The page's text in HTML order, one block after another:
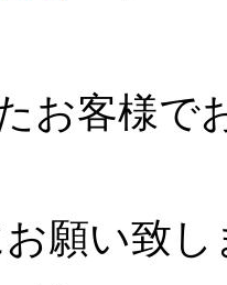
お客様で
願い致